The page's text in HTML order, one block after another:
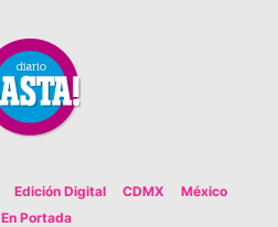
Edición Digital CDMX
México
En Portada